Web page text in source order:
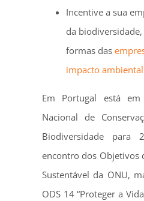
Incentive a sua
da
formas das
impacto ambiental
Em Portugal está
Nacional de
Biodiversidade
encontro dos Objetivos
Sustentável da ONU,
ODS 14 “Proteger a